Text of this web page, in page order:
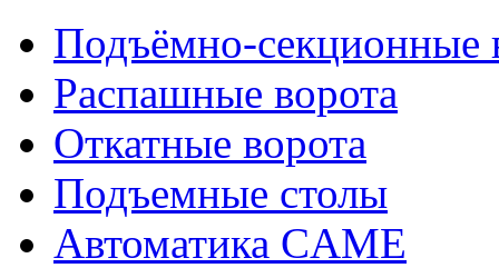
Подъёмно-секционные
Распашные ворота
Откатные ворота
Подъемные столы
Автоматика CAME